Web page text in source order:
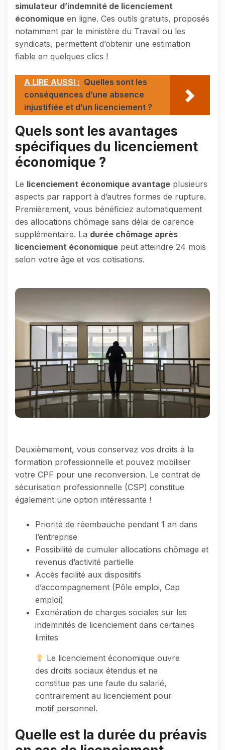
simulateur d’indemnité de licenciement
économique en ligne. Ces outils gratuits, proposés
notamment par le ministère du Travail ou les
syndicats, permettent d’obtenir une estimation
fiable en quelques clics !
A LIRE AUSSI : Quelles sont les
conséquences d’une absence
injustifiée et d’un licenciement ?
Quels sont les avantages
spécifiques du licenciement
économique ?
Le licenciement économique avantage plusieurs
aspects par rapport à d’autres formes de rupture.
Premièrement, vous bénéficiez automatiquement
des allocations chômage sans délai de carence
supplémentaire. La durée chômage après
licenciement économique peut atteindre 24 mois
selon votre âge et vos cotisations.
Deuxièmement, vous conservez vos droits à la
formation professionnelle et pouvez mobiliser
votre CPF pour une reconversion. Le contrat de
sécurisation professionnelle (CSP) constitue
également une option intéressante !
Priorité de réembauche pendant 1 an dans
l’entreprise
Possibilité de cumuler allocations chômage et
revenus d’activité partielle
Accès facilité aux dispositifs
d’accompagnement (Pôle emploi, Cap
emploi)
Exonération de charges sociales sur les
indemnités de licenciement dans certaines
limites
Le licenciement économique ouvre
des droits sociaux étendus et ne
constitue pas une faute du salarié,
contrairement au licenciement pour
motif personnel.
Quelle est la durée du préavis